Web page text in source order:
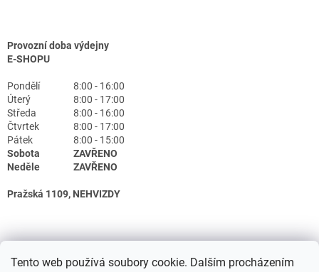
Tento web používá soubory cookie. Dalším procházením
Provozní doba výdejny
E-SHOPU
Pondělí
8:00 - 16:00
Úterý
8:00 - 17:00
Středa
8:00 - 16:00
Čtvrtek
8:00 - 17:00
Pátek
8:00 - 15:00
Sobota
ZAVŘENO
Neděle
ZAVŘENO
Pražská 1109, NEHVIZDY